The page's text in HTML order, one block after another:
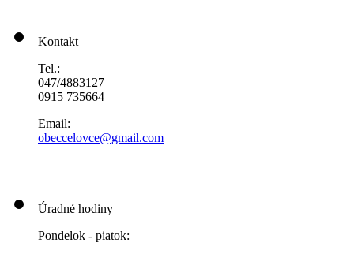
Kontakt
Tel.:
047/4883127
0915 735664
Email:
obeccelovce@gmail.com
Úradné hodiny
Pondelok - piatok: